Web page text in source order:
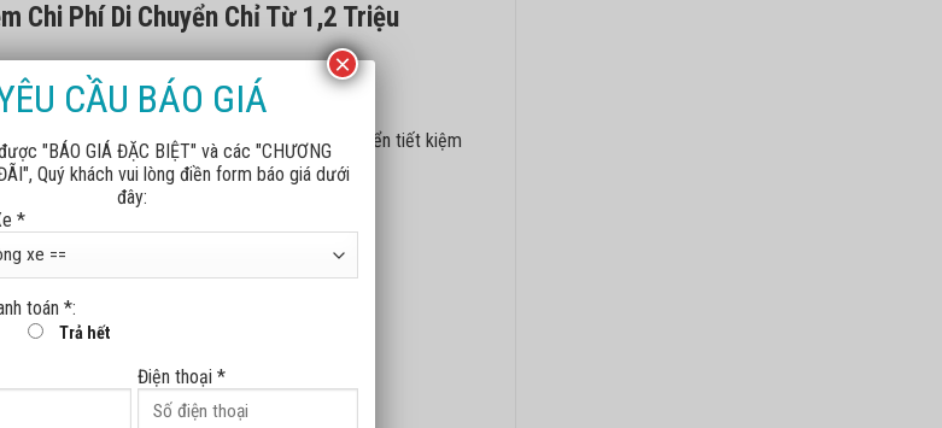
Chi Phí Di Chuyển Chỉ Từ 1,2 Triệu
cầu đa dạng và mang đến trải nghiệm di chuyển tiết kiệm
phí chỉ từ 1,2 triệu đồng/tháng.
CẦU BÁO GIÁ
"BÁO GIÁ ĐẶC BIỆT" và các "CHƯƠNG
Quý khách vui lòng điền form báo giá dưới
đây:
*
toán *:
Trả hết
Điện thoại *
×